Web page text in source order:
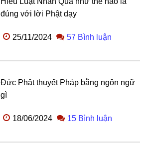
đúng với lời Phật dạy
25/11/2024 57 Bình luận
Đức Phật thuyết Pháp bằng ngôn ngữ
gì
18/06/2024 15 Bình luận